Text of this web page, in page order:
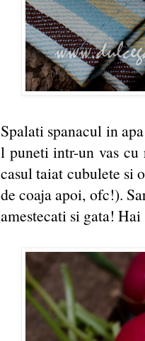
Spalati spanacul in
l puneti intr-un vas cu
casul taiat cubulete si
de coaja apoi, ofc!).
amestecati si gata!